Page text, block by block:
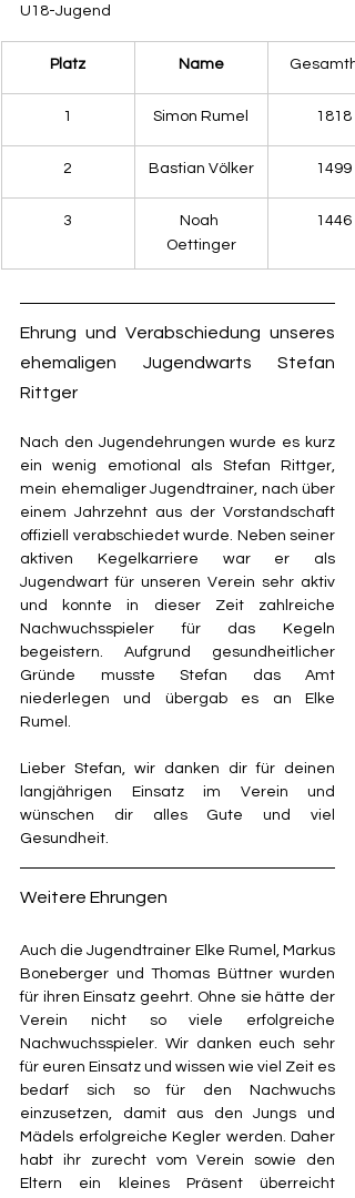
U18-Jugend
Platz Name
1 Simon Rumel 1818
2 Bastian Völker 1499
3
Noah
Oettinger
1446
Ehrung und Verabschiedung unseres
ehemaligen Jugendwarts Stefan
Rittger
Nach den Jugendehrungen wurde es kurz
ein wenig emotional als Stefan Rittger,
mein ehemaliger Jugendtrainer, nach über
einem Jahrzehnt aus der Vorstandschaft
offiziell verabschiedet wurde. Neben seiner
aktiven Kegelkarriere war er als
Jugendwart für unseren Verein sehr aktiv
und konnte in dieser Zeit zahlreiche
Nachwuchsspieler für das Kegeln
begeistern. Aufgrund gesundheitlicher
Gründe musste Stefan das Amt
niederlegen und übergab es an Elke
Rumel.
Lieber Stefan, wir danken dir für deinen
langjährigen Einsatz im Verein und
wünschen dir alles Gute und viel
Gesundheit.
Weitere Ehrungen
Auch die Jugendtrainer Elke Rumel, Markus
Boneberger und Thomas Büttner wurden
für ihren Einsatz geehrt. Ohne sie hätte der
Verein nicht so viele erfolgreiche
Nachwuchsspieler. Wir danken euch sehr
für euren Einsatz und wissen wie viel Zeit es
bedarf sich so für den Nachwuchs
einzusetzen, damit aus den Jungs und
Mädels erfolgreiche Kegler werden. Daher
habt ihr zurecht vom Verein sowie den
Eltern ein kleines Präsent überreicht